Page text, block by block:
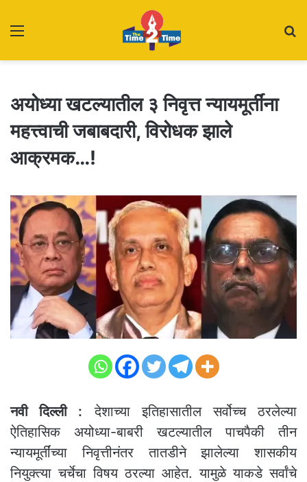
अयोध्या खटल्यातील ३ निवृत्त न्यायमूर्तींना
महत्त्वाची जबाबदारी, विरोधक झाले
आक्रमक…!
नवी दिल्ली : देशाच्या इतिहासातील सर्वोच्च ठरलेल्या
ऐतिहासिक अयोध्या-बाबरी खटल्यातील पाचपैकी तीन
न्यायमूर्तींच्या निवृत्तीनंतर तातडीने झालेल्या शासकीय
नियुक्त्या चर्चेचा विषय ठरल्या आहेत. यामुळे याकडे सर्वांचे